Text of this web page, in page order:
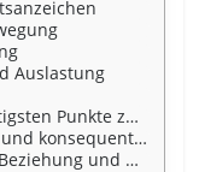
Auslastung
Hundeerziehung
Wohlbefinden von Hund und Halter
Mensch und Hund.